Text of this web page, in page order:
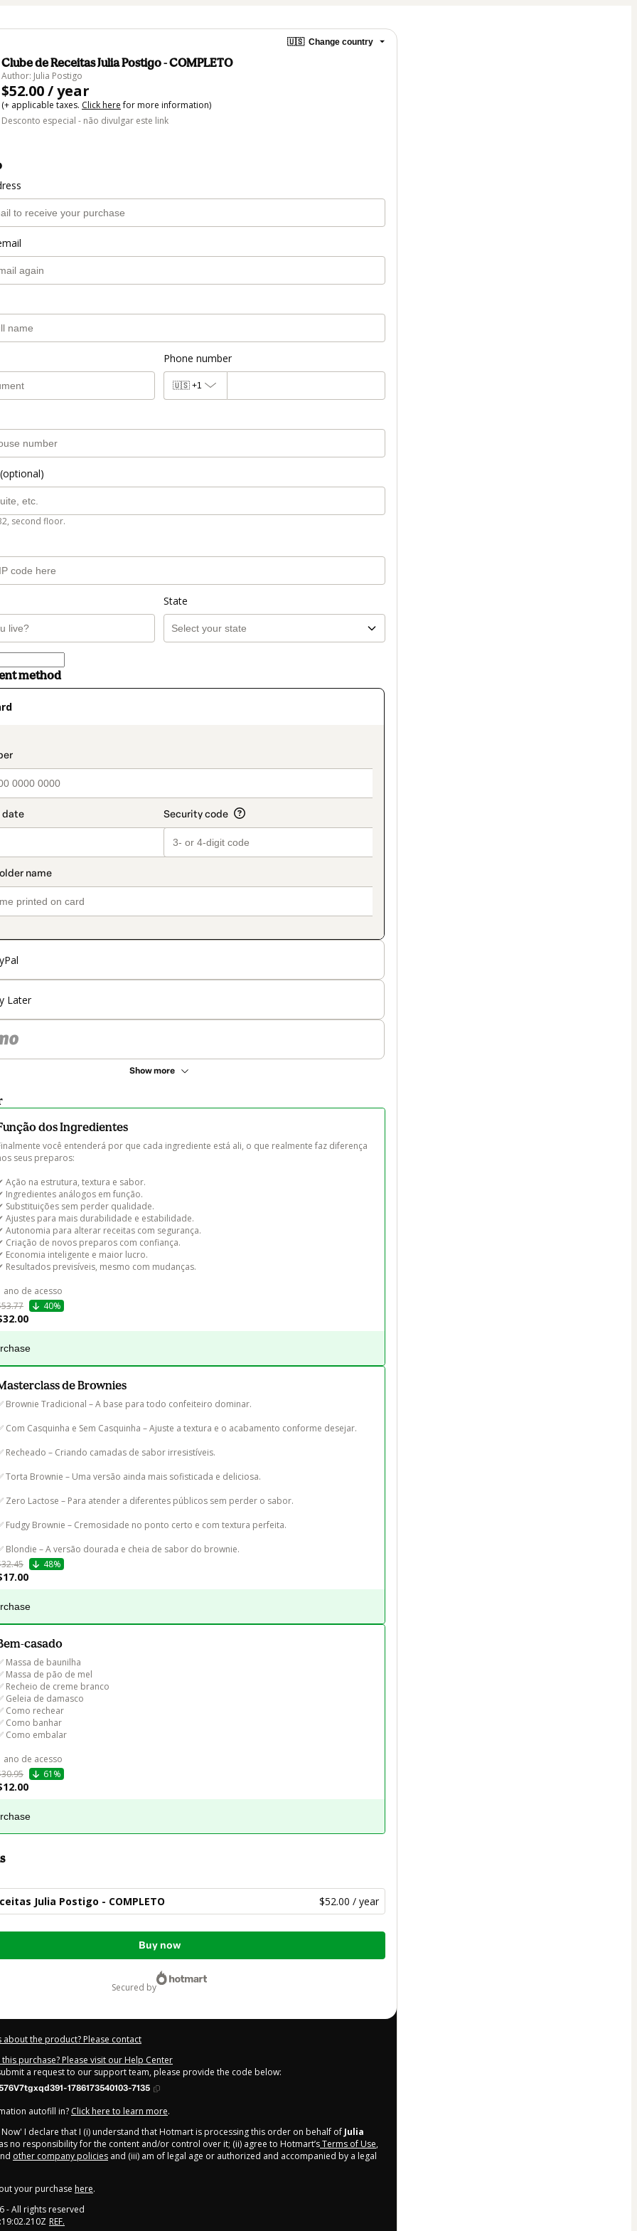
🇺🇸 Change country
Clube de Receitas Julia Postigo - COMPLETO
Author: Julia Postigo
$52.00 / year
(+ applicable taxes. Click herefor more information)
Desconto especial - não divulgar este link
Phone number
🇺🇸 +1
second floor.
State
method
Later
Show more
dos Ingredientes
você entenderá por que cada ingrediente está ali, o que realmente faz diferença
seus preparos:
Ação na estrutura, textura e sabor.
Ingredientes análogos em função.
Substituições sem perder qualidade.
Ajustes para mais durabilidade e estabilidade.
Autonomia para alterar receitas com segurança.
Criação de novos preparos com confiança.
Economia inteligente e maior lucro.
Resultados previsíveis, mesmo com mudanças.
ano de acesso
40%
de Brownies
Brownie Tradicional – A base para todo confeiteiro dominar.
Com Casquinha e Sem Casquinha – Ajuste a textura e o acabamento conforme desejar.
Recheado – Criando camadas de sabor irresistíveis.
Torta Brownie – Uma versão ainda mais sofisticada e deliciosa.
Zero Lactose – Para atender a diferentes públicos sem perder o sabor.
Fudgy Brownie – Cremosidade no ponto certo e com textura perfeita.
Blondie – A versão dourada e cheia de sabor do brownie.
48%
casado
Massa de baunilha
Massa de pão de mel
Recheio de creme branco
Geleia de damasco
Como rechear
Como banhar
Como embalar
ano de acesso
61%
Julia Postigo - COMPLETO $52.00 / year
Buy now
secured by
about the product? Please contact
purchase? Please visit our Help Center
a request to our support team, please provide the code below:
1786173540103-7135
autofill in? Click here to learn more.
Now' I declare that I (i) understand that Hotmart is processing this order on behalf of Julia
no responsibility for the content and/or control over it; (ii) agree to Hotmart’sTerms of Use,
other company policies and (iii) am of legal age or authorized and accompanied by a legal
your purchase here.
- All rights reserved
REF.